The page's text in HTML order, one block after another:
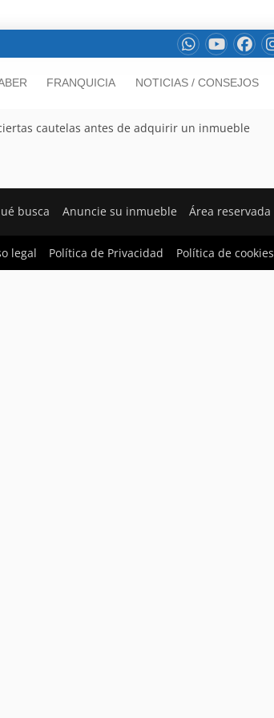
FRANQUICIA NOTICIAS / CONSEJOS
cautelas antes de adquirir un inmueble
busca Anuncie su inmueble Área reservada
legal Política de Privacidad Política de cookies